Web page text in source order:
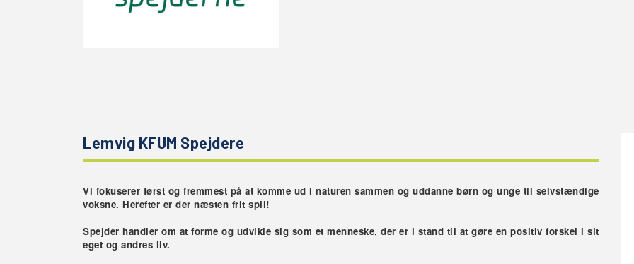
Lemvig KFUM Spejdere
Vi fokuserer først og fremmest på at komme ud i naturen sammen og uddanne børn og unge til selvstændige
voksne. Herefter er der næsten frit spil!
Spejder handler om at forme og udvikle sig som et menneske, der er i stand til at gøre en positiv forskel i sit
eget og andres liv.